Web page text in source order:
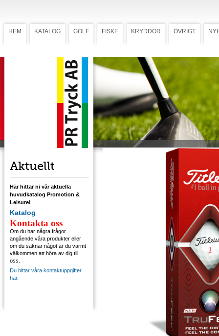
HEM KATALOG GOLF FISKE KRYDDOR ÖVRIGT
Aktuellt
Här hittar ni vår aktuella
huvudkatalog Promotion &
Leisure!
Katalog
Kontakta oss
Om du har några frågor
angående våra produkter eller
om du saknar något är du varmt
välkommen att höra av dig till
oss.
Du hittar våra kontaktuppgifter
här.
Titleist TruFeel
Den mjukaste Titleist-
bollen
Titleist TruFeel är den mjukaste bollen I
Titleist sortiment som är omgjord med en ny
TruTouch kärna och ny TruFit aerodynamik
mer längd i det långa spelet. Vårt eget
skal ger dig utmärkt kontroll i
in mot och runt green.
Ladda ner mall med tryckstorlek.